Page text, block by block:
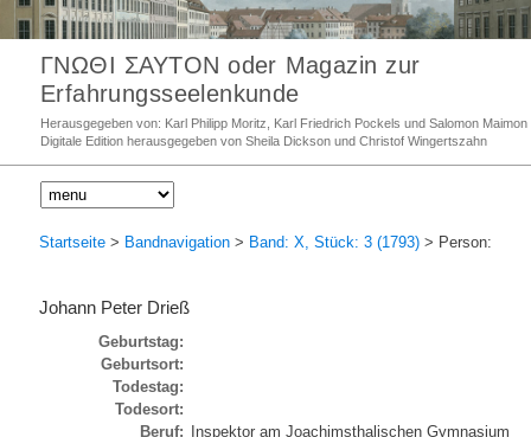
ΓΝΩΘΙ ΣΑΥΤΟΝ oder Magazin zur
Erfahrungsseelenkunde
Herausgegeben von: Karl Philipp Moritz, Karl Friedrich Pockels und Salomon Maimon
Digitale Edition herausgegeben von Sheila Dickson und Christof Wingertszahn
Startseite > Bandnavigation > Band: X, Stück: 3 (1793) > Person:
Johann Peter Drieß
Geburtstag:
Geburtsort:
Todestag:
Todesort:
Beruf:
Inspektor am Joachimsthalischen Gymnasium